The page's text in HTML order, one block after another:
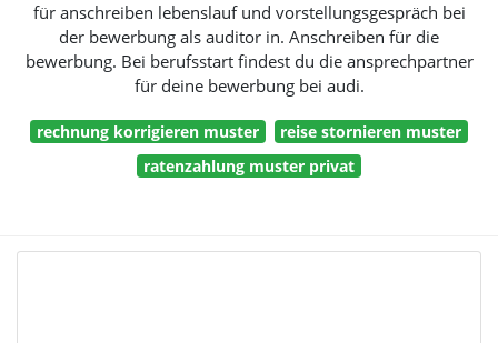
für anschreiben lebenslauf und vorstellungsgespräch bei
der bewerbung als auditor in. Anschreiben für die
bewerbung. Bei berufsstart findest du die ansprechpartner
für deine bewerbung bei audi.
rechnung korrigieren muster
reise stornieren muster
ratenzahlung muster privat